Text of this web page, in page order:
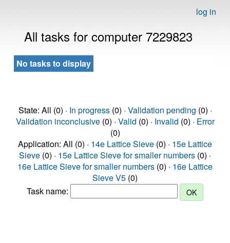
log in
All tasks for computer 7229823
No tasks to display
State: All (0) · In progress(0) · Validation pending (0) ·
Validation inconclusive(0) · Valid (0) · Invalid (0) · Error
(0)
Application: All (0) · 14e Lattice Sieve (0) · 15e Lattice
Sieve (0) · 15e Lattice Sieve for smaller numbers (0) ·
16e Lattice Sieve for smaller numbers (0) · 16e Lattice
Sieve V5 (0)
Task name: